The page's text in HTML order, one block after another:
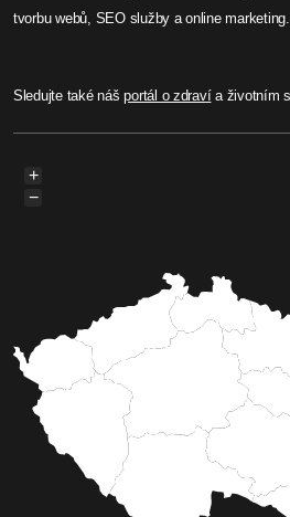
tvorbu webů, SEO služby a online marketing.
Sledujte také nášportál o zdravía životním
+
−